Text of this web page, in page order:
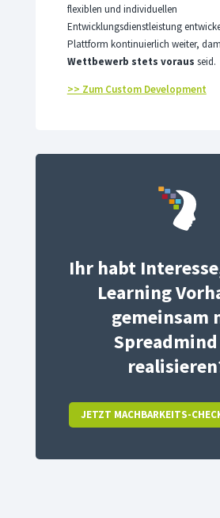
flexiblen und individuellen
Entwicklungsdienstleistung
Plattform kontinuierlich weiter,
Wettbewerb stets voraus seid.
>> Zum Custom Development
Ihr habt
Learning
gemeinsam
Spreadmind
JETZT MACHBARKEITS-